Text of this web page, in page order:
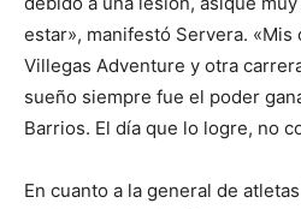
estar», manifestó Servera.
Villegas Adventure y otra
sueño siempre fue el poder
Barrios. El día que lo logre, no
En cuanto a la general de